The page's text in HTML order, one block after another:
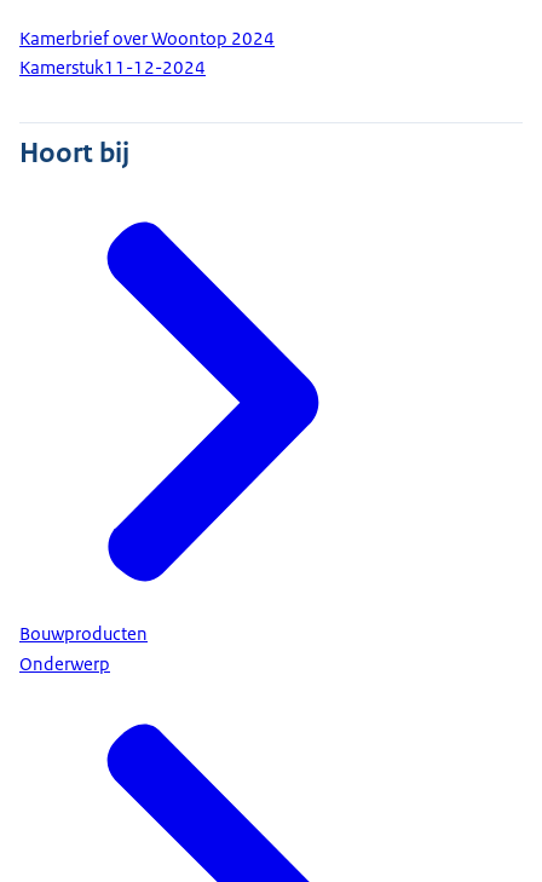
Kamerbrief over Woontop 2024
Kamerstuk11-12-2024
Hoort bij
Bouwproducten
Onderwerp